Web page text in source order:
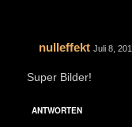
nulleffekt Juli 8,
Super Bilder!
ANTWORTEN